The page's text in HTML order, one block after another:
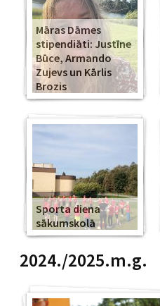
Māras Dāmes
stipendiāti: Justīne
Būce, Armando
Zujevs un Kārlis
Brozis
Sporta diena
sākumskolā
2024./2025.m.g.